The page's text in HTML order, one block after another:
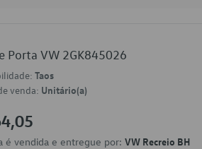
Porta VW 2GK845026
Taos
venda: Unitário(a)
é vendida e entregue por: VW Recreio BH